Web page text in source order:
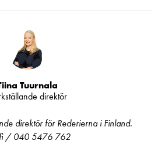
Tuurnala
direktör
direktör för Rederierna i Finland.
/ 040 5476 762